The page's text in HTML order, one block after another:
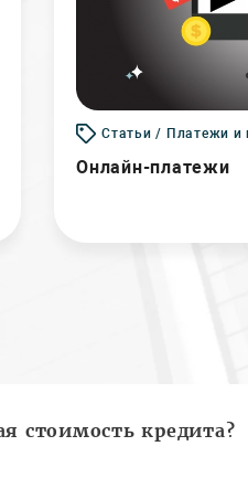
Статьи / Платежи и
Онлайн-платежи
стоимость кредита?